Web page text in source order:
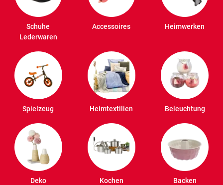
Schuhe
Lederwaren
Accessoires Heimwerken
Spielzeug Heimtextilien Beleuchtung
Deko Kochen Backen